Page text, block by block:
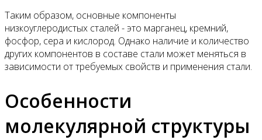
Таким образом, основные компоненты
низкоуглеродистых сталей - это марганец, кремний,
фосфор, сера и кислород. Однако наличие и количество
других компонентов в составе стали может меняться в
зависимости от требуемых свойств и применения стали.
Особенности
молекулярной структуры